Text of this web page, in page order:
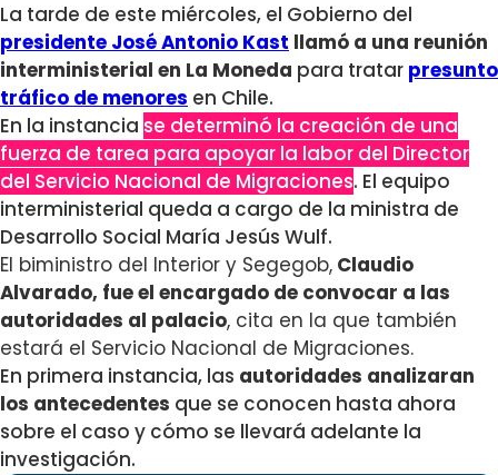
La tarde de este miércoles, el Gobierno del
presidente José Antonio Kast llamó a una reunión
interministerial en La Moneda para tratar presunto
tráfico de menores en Chile.
En la instancia se determinó la creación de una
fuerza de tarea para apoyar la labor del Director
del Servicio Nacional de Migraciones. El equipo
interministerial queda a cargo de la ministra de
Desarrollo Social María Jesús Wulf.
El biministro del Interior y Segegob, Claudio
Alvarado, fue el encargado de convocar a las
autoridades al palacio, cita en la que también
estará el Servicio Nacional de Migraciones.
En primera instancia, las autoridades analizaran
los antecedentes que se conocen hasta ahora
sobre el caso y cómo se llevará adelante la
investigación.